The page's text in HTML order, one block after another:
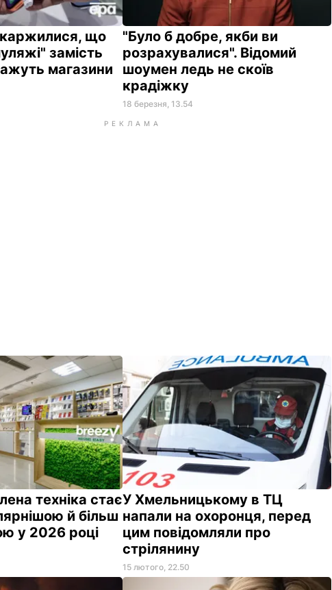
що
замість
магазини
"Було б добре, якби ви
розрахувалися". Відомий
шоумен ледь не скоїв
крадіжку
18 березня, 13.54
РЕКЛАМА
техніка стає
й більш
у 2026 році
У Хмельницькому в ТЦ
напали на охоронця, перед
цим повідомляли про
стрілянину
15 лютого, 22.50